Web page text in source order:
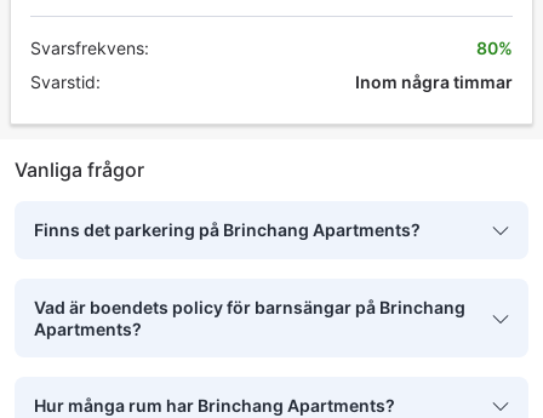
Svarsfrekvens:
Svarstid:
80%
Inom några timmar
Vanliga frågor
Finns det parkering på Brinchang Apartments?
Vad är boendets policy för barnsängar på Brinchang
Apartments?
Hur många rum har Brinchang Apartments?